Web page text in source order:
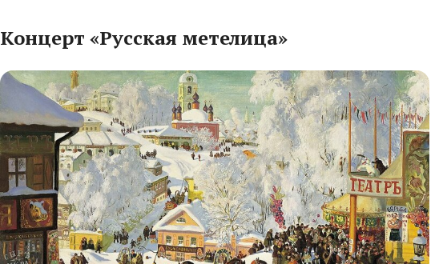
Концерт «Русская метелица»